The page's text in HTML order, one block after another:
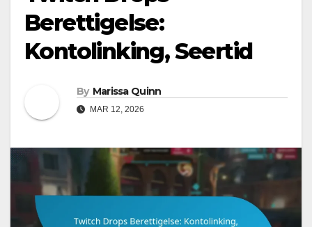
Berettigelse:
Kontolinking, Seertid
By Marissa Quinn
MAR 12, 2026